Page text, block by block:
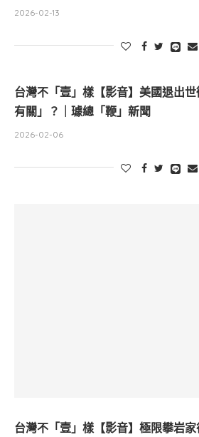
2026-02-13
台灣不「壹」樣【影音】美國退出
有關」？｜璩總「鞭」新聞
2026-02-06
台灣不「壹」樣【影音】極限攀岩